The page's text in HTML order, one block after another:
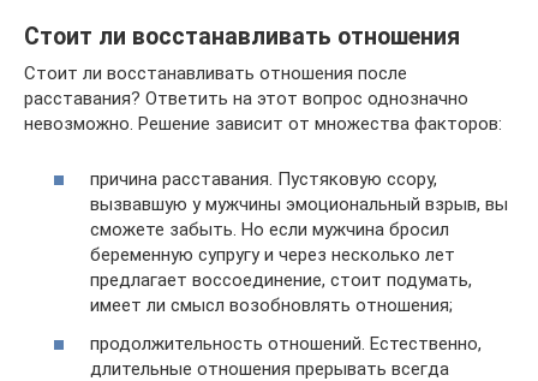
Стоит ли восстанавливать отношения
Стоит ли восстанавливать отношения после
расставания? Ответить на этот вопрос однозначно
невозможно. Решение зависит от множества факторов:
причина расставания. Пустяковую ссору,
вызвавшую у мужчины эмоциональный взрыв, вы
сможете забыть. Но если мужчина бросил
беременную супругу и через несколько лет
предлагает воссоединение, стоит подумать,
имеет ли смысл возобновлять отношения;
продолжительность отношений. Естественно,
длительные отношения прерывать всегда